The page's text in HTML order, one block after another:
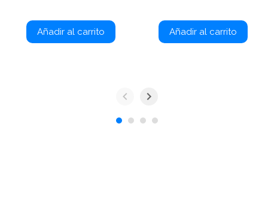
Añadir al carrito Añadir al carrito